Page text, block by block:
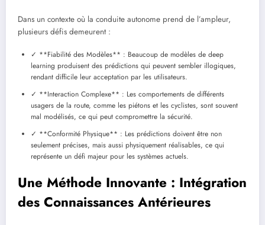
Dans un contexte où la conduite autonome prend de l’ampleur,
plusieurs défis demeurent :
✓ **Fiabilité des Modèles** : Beaucoup de modèles de deep
learning produisent des prédictions qui peuvent sembler illogiques,
rendant difficile leur acceptation par les utilisateurs.
✓ **Interaction Complexe** : Les comportements de différents
usagers de la route, comme les piétons et les cyclistes, sont souvent
mal modélisés, ce qui peut compromettre la sécurité.
✓ **Conformité Physique** : Les prédictions doivent être non
seulement précises, mais aussi physiquement réalisables, ce qui
représente un défi majeur pour les systèmes actuels.
Une Méthode Innovante : Intégration
des Connaissances Antérieures